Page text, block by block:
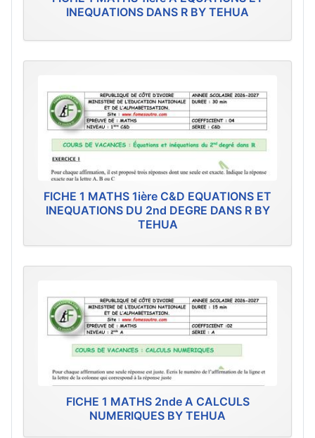
INEQUATIONS DANS R BY TEHUA
FICHE 1 MATHS 1ière C&D EQUATIONS ET
INEQUATIONS DU 2nd DEGRE DANS R BY
TEHUA
FICHE 1 MATHS 2nde A CALCULS
NUMERIQUES BY TEHUA